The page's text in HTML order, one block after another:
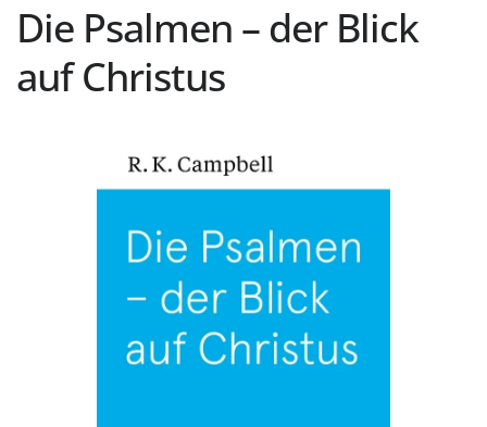
Die Psalmen – der Blick
auf Christus